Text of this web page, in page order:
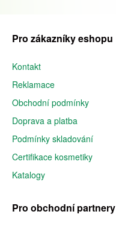
Pro zákazníky eshopu
Kontakt
Reklamace
Obchodní podmínky
Doprava a platba
Podmínky skladování
Certifikace kosmetiky
Katalogy
Pro obchodní partnery